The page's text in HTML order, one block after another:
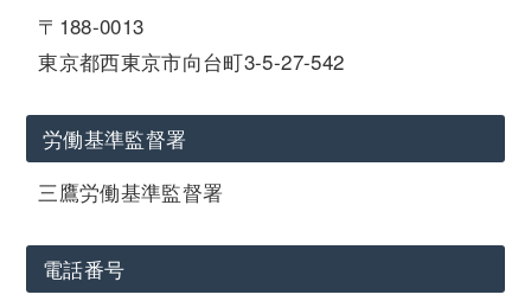
〒188-0013
東京都西東京市向台町3-5-27-542
労働基準監督署
三鷹労働基準監督署
電話番号